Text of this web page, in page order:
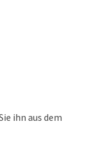
ihn aus dem